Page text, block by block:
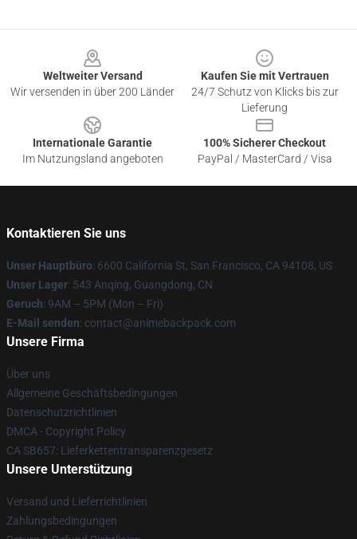
Weltweiter Versand
Wir versenden in über 200 Länder
Kaufen Sie mit Vertrauen
24/7 Schutz von Klicks bis zur
Lieferung
Internationale Garantie
Im Nutzungsland angeboten
100% Sicherer Checkout
PayPal / MasterCard / Visa
Kontaktieren Sie uns
Unser Hauptbüro: 6600 California St, San Francisco, CA 94108, US
Unser Lager: 543 Anqing, Guangdong, CN
Geruch: 9AM – 5PM (Mon – Fri)
E-Mail senden: contact@animebackpack.com
Unsere Firma
Über uns
Allgemeine Geschäftsbedingungen
Datenschutzrichtlinien
DMCA - Copyright Policy
CA SB657: Lieferkettentransparenzgesetz
Unsere Unterstützung
Versand und Lieferrichtlinien
Zahlungsbedingungen